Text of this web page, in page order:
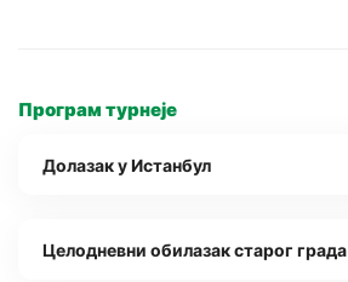
Програм турнеје
Долазак у Истанбул
Целодневни обилазак старог града